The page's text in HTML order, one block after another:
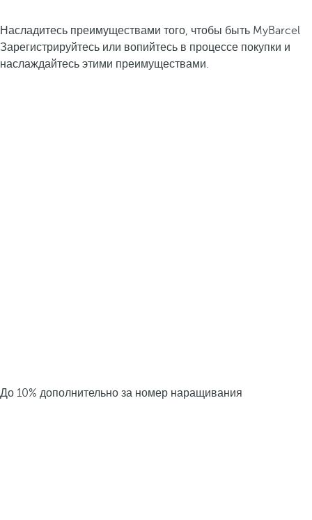
Насладитесь преимуществами того, чтобы быть MyBarcel
Зарегистрируйтесь или вопийтесь в процессе покупки и
наслаждайтесь этими преимуществами.
До 10% дополнительно за номер наращивания